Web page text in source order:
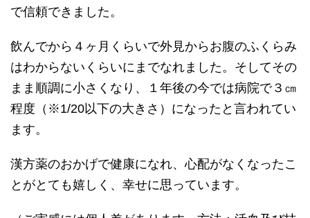
で信頼できました。
飲んでから４ヶ月くらいで外見からお腹のふくらみ
はわからないくらいにまでなれました。そしてその
まま順調に小さくなり、１年後の今では病院で３㎝
程度（※1/20以下の大きさ）になったと言われてい
ます。
漢方薬のおかげで健康になれ、心配がなくなったこ
とがとても嬉しく、幸せに思っています。